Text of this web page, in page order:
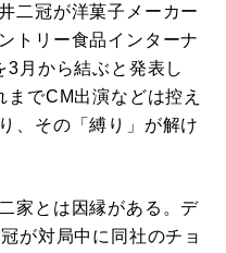
二冠が洋菓子メーカー
トリー食品インターナ
3月から結ぶと発表し
でCM出演などは控え
、その「縛り」が解け
家とは因縁がある。デ
が対局中に同社のチョ